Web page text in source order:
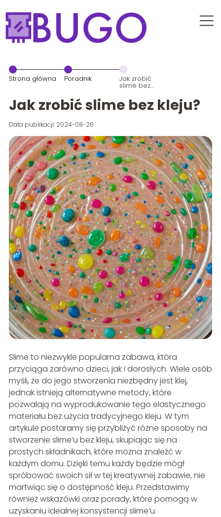
Strona główna Poradnik Jak zrobić
slime bez
Jak zrobić slime bez kleju?
Data publikacji: 2024-08-26
Slime to niezwykle popularna zabawa, która
przyciąga zarówno dzieci, jak i dorosłych. Wiele osób
myśli, że do jego stworzenia niezbędny jest klej,
jednak istnieją alternatywne metody, które
pozwalają na wyprodukowanie tego elastycznego
materiału bez użycia tradycyjnego kleju. W tym
artykule postaramy się przybliżyć różne sposoby na
stworzenie slime’u bez kleju, skupiając się na
prostych składnikach, które można znaleźć w
każdym domu. Dzięki temu każdy będzie mógł
spróbować swoich sił w tej kreatywnej zabawie, nie
martwiąc się o dostępność kleju. Przedstawimy
również wskazówki oraz porady, które pomogą w
uzyskaniu idealnej konsystencji slime’u.